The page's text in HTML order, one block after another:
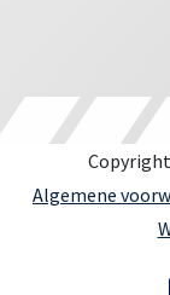
Algemene